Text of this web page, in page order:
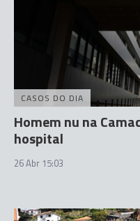
CASOS DO DIA
Homem nu na
hospital
26 Abr 15:03